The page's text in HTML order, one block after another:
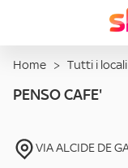
Home > Tutti i locali
PENSO CAFE'
VIA ALCIDE DE